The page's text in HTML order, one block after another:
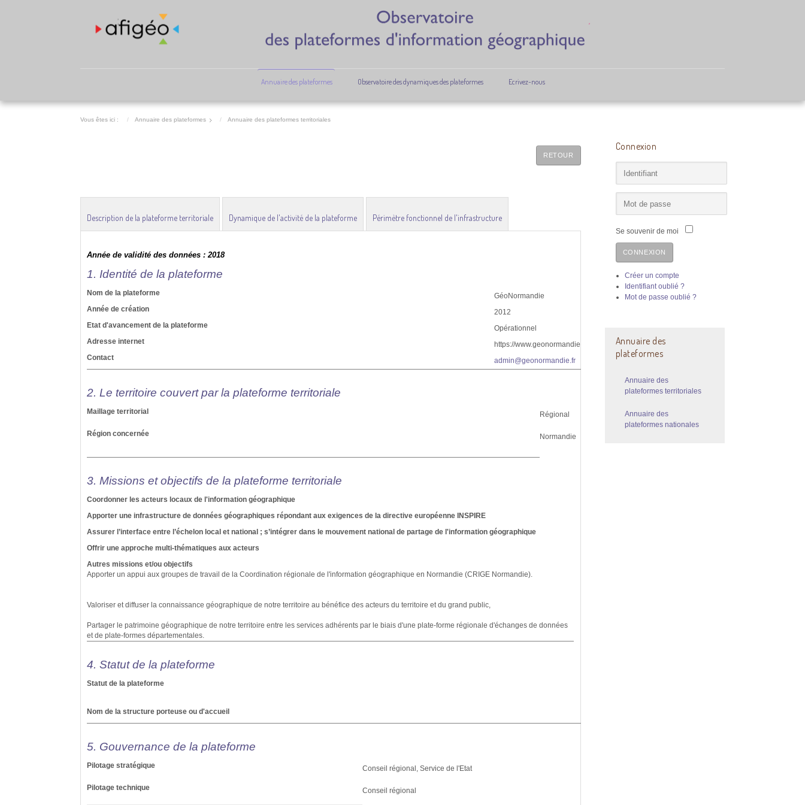
Annuaire des plateformes Observatoire des dynamiques des plateformes Ecrivez-nous
Vous êtes ici : Annuaire des plateformes Annuaire des plateformes territoriales
Connexion
Se souvenir de moi
CONNEXION
Créer un compte
Identifiant oublié ?
Mot de passe oublié ?
Annuaire des
plateformes
Annuaire des
plateformes territoriales
Annuaire des
plateformes nationales
RETOUR
Description de la plateforme territoriale Dynamique de l'activité de la plateforme Périmètre fonctionnel de l'infrastructure
Année de validité des données : 2018
1. Identité de la plateforme
Nom de la plateforme
GéoNormandie
Année de création
2012
Etat d'avancement de la plateforme
Opérationnel
Adresse internet
https://www.geonormandie.fr
Contact
admin@geonormandie.fr
2. Le territoire couvert par la plateforme territoriale
Maillage territorial Régional
Région concernée Normandie
3. Missions et objectifs de la plateforme territoriale
Coordonner les acteurs locaux de l'information géographique
Apporter une infrastructure de données géographiques répondant aux exigences de la directive européenne INSPIRE
Assurer l’interface entre l’échelon local et national ; s’intégrer dans le mouvement national de partage de l'information géographique
Offrir une approche multi-thématiques aux acteurs
Autres missions et/ou objectifs
Apporter un appui aux groupes de travail de la Coordination régionale de l'information géographique en Normandie (CRIGE Normandie).
Valoriser et diffuser la connaissance géographique de notre territoire au bénéfice des acteurs du territoire et du grand public,
Partager le patrimoine géographique de notre territoire entre les services adhérents par le biais d'une plate-forme régionale d'échanges de données
et de plate-formes départementales.
4. Statut de la plateforme
Statut de la plateforme
Nom de la structure porteuse ou d'accueil
5. Gouvernance de la plateforme
Pilotage stratégique Conseil régional, Service de l'Etat
Pilotage technique Conseil régional